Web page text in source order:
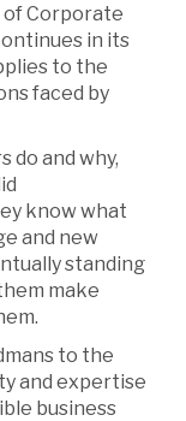
Corporate
in its
to the
faced by
do and why,
know what
and new
standing
make
to the
and expertise
business